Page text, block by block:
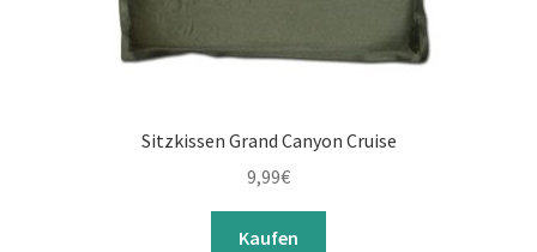
Sitzkissen Grand Canyon Cruise
9,99€
Kaufen